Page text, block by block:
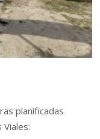
planificadas